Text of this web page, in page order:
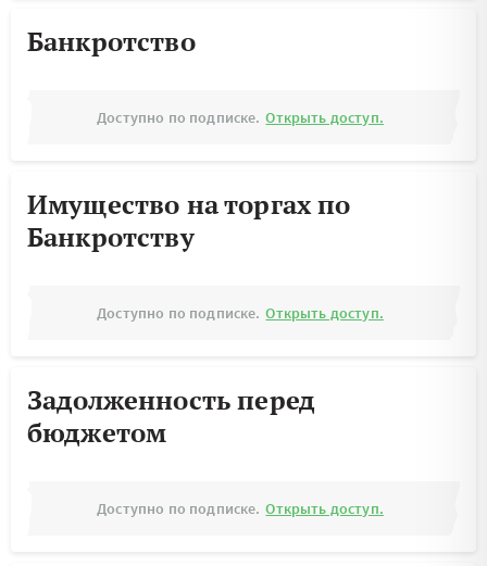
Банкротство
Доступно по подписке. Открыть доступ.
Имущество на торгах по
Банкротству
Доступно по подписке. Открыть доступ.
Задолженность перед
бюджетом
Доступно по подписке. Открыть доступ.